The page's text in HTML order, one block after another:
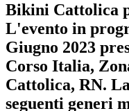
Bikini Cattolica
L'evento in
Giugno 2023
Corso Italia,
Cattolica, RN.
seguenti generi